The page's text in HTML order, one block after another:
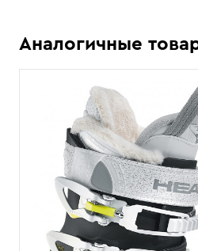
Аналогичные